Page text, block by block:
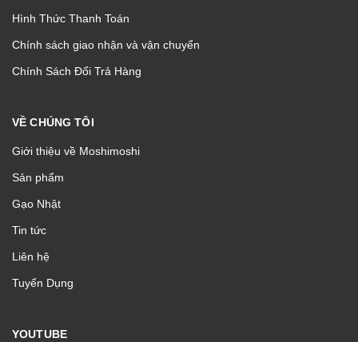
Hình Thức Thanh Toán
Chính sách giao nhận và vận chuyển
Chính Sách Đổi Trả Hàng
VỀ CHÚNG TÔI
Giới thiệu về Moshimoshi
Sản phẩm
Gạo Nhật
Tin tức
Liên hệ
Tuyển Dụng
YOUTUBE